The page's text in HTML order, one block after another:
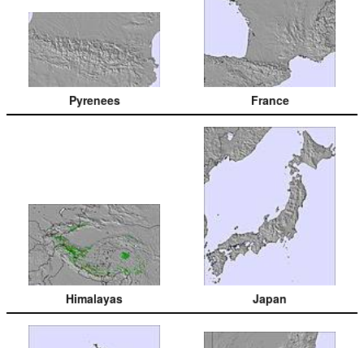
Pyrenees France
Himalayas Japan